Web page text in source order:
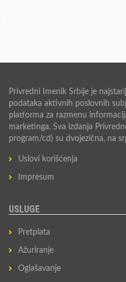
Privredni Imenik Srbije je
podataka aktivnih poslovnih
platforma za razmenu
marketinga. Sva izdanja
program/cd) su dvojezična, na
Uslovi korišćenja
Impresum
USLUGE
Pretplata
Ažuriranje
Oglašavanje